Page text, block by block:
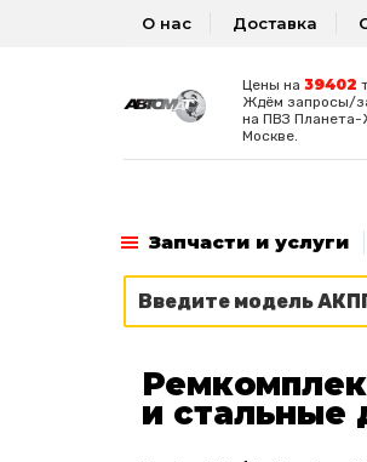
О нас Доставка
Цены на 39402
Ждём запросы/
на ПВЗ Планета-
Москве.
Запчасти и услуги
и стальные